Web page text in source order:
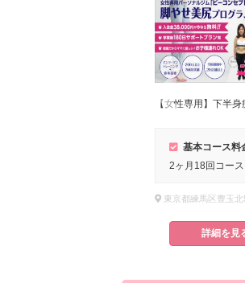
基本コース料
詳細を見